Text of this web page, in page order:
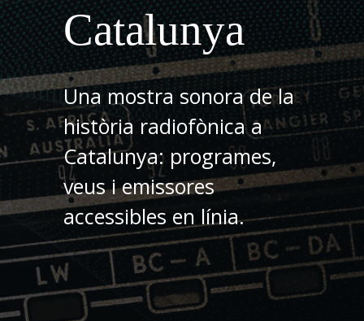
Catalunya
Una mostra sonora de la
història radiofònica a
Catalunya: programes,
veus i emissores
accessibles en línia.